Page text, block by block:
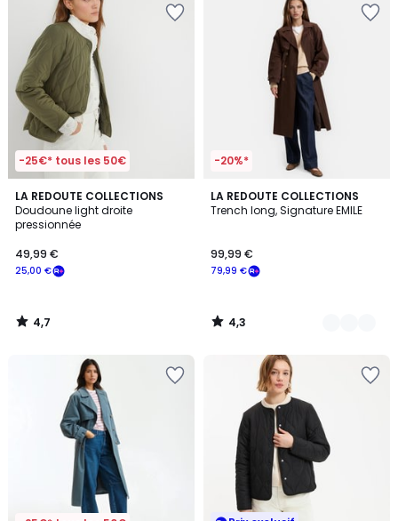
-25€* tous les 50€
LA REDOUTE COLLECTIONS
Doudoune light droite
pressionnée
25,00 €
49,99 €
4,7
/ 5
4,7
/
-20%*
LA REDOUTE COLLECTIONS
Trench long, Signature EMILE
79,99 €
99,99 €
4,3
/ 5
3
Couleurs
4,3
/